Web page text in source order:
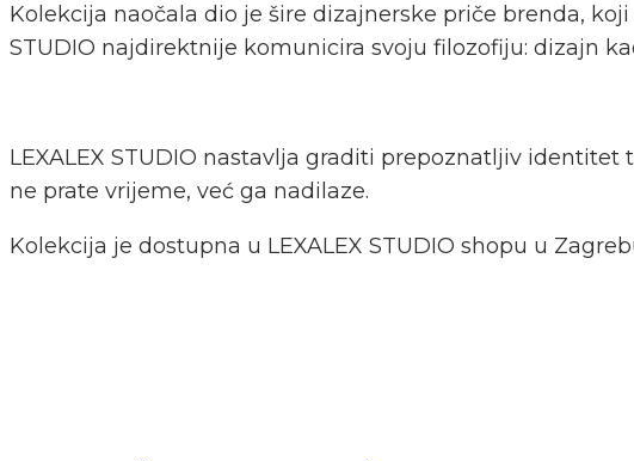
Kolekcija naočala dio je šire dizajnerske priče brenda,
STUDIO najdirektnije komunicira svoju filozofiju: dizajn
LEXALEX STUDIO nastavlja graditi prepoznatljiv
ne prate vrijeme, već ga nadilaze.
Kolekcija je dostupna u LEXALEX STUDIO shopu u